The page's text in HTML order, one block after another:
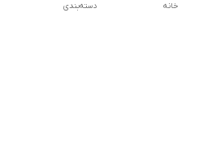
دسته‌بندی خانه